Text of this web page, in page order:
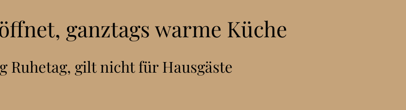
ganztags warme Küche
Ruhetag, gilt nicht für Hausgäste